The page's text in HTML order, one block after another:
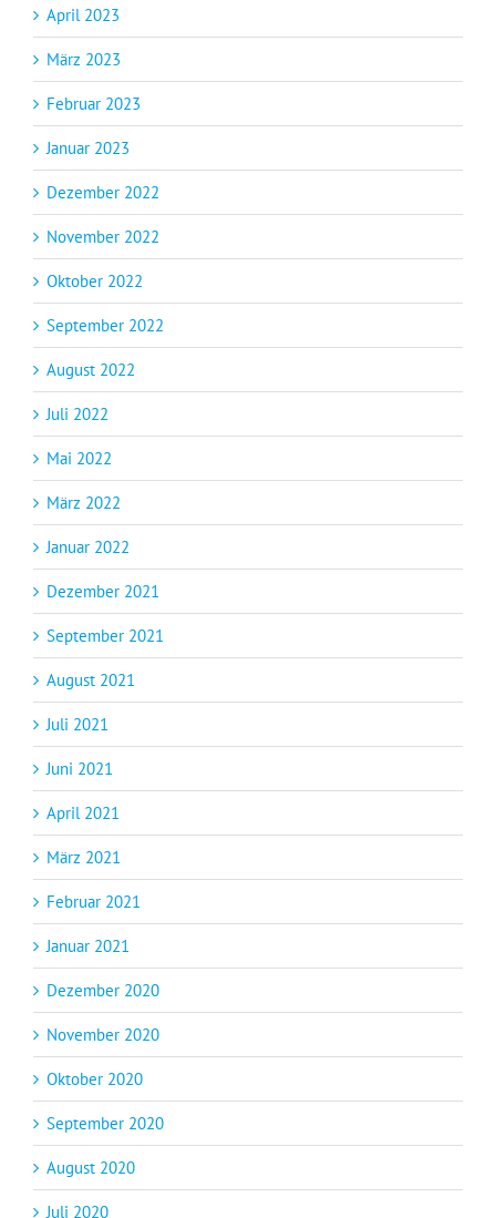
April 2023
März 2023
Februar 2023
Januar 2023
Dezember 2022
November 2022
Oktober 2022
September 2022
August 2022
Juli 2022
Mai 2022
März 2022
Januar 2022
Dezember 2021
September 2021
August 2021
Juli 2021
Juni 2021
April 2021
März 2021
Februar 2021
Januar 2021
Dezember 2020
November 2020
Oktober 2020
September 2020
August 2020
Juli 2020